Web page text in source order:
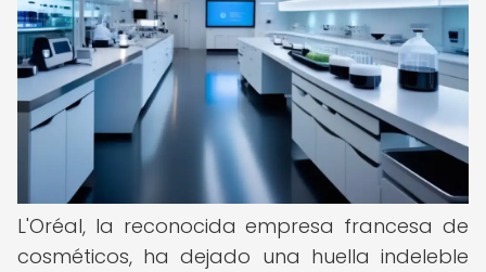
L'Oréal, la reconocida empresa francesa de
cosméticos, ha dejado una huella indeleble